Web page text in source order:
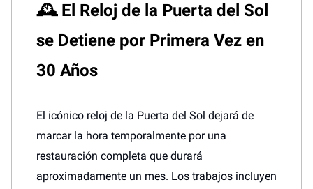
🕰️ El Reloj de la Puerta del Sol
se Detiene por Primera Vez en
30 Años
El icónico reloj de la Puerta del Sol dejará de
marcar la hora temporalmente por una
restauración completa que durará
aproximadamente un mes. Los trabajos incluyen